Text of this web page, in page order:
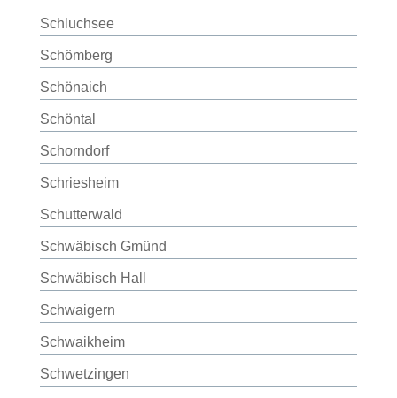
Schluchsee
Schömberg
Schönaich
Schöntal
Schorndorf
Schriesheim
Schutterwald
Schwäbisch Gmünd
Schwäbisch Hall
Schwaigern
Schwaikheim
Schwetzingen